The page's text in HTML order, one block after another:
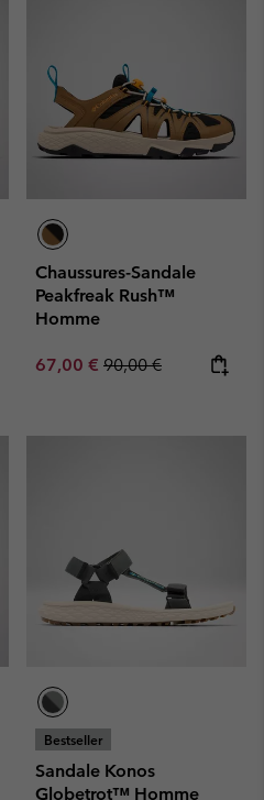
Chaussures-Sandale
Peakfreak Rush™
Homme
Sale price:
67,00 € Regular price:
90,00 €
Bestseller
Sandale Konos
Globetrot™ Homme